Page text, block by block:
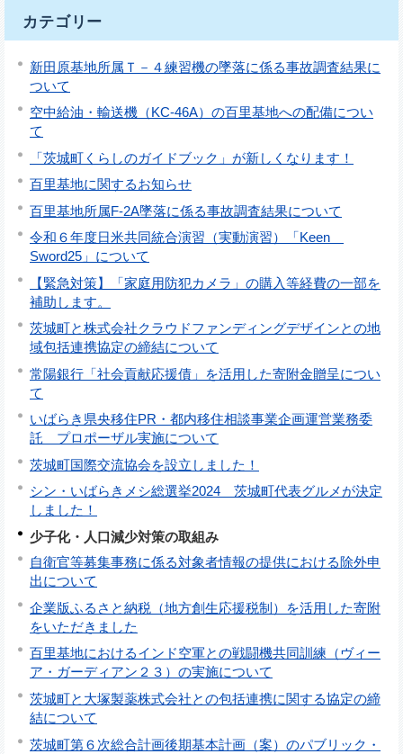
カテゴリー
新田原基地所属Ｔ－４練習機の墜落に係る事故調査結果に
ついて
空中給油・輸送機（KC-46A）の百里基地への配備につい
て
「茨城町くらしのガイドブック」が新しくなります！
百里基地に関するお知らせ
百里基地所属F-2A墜落に係る事故調査結果について
令和６年度日米共同統合演習（実動演習）「Keen
Sword25」について
【緊急対策】「家庭用防犯カメラ」の購入等経費の一部を
補助します。
茨城町と株式会社クラウドファンディングデザインとの地
域包括連携協定の締結について
常陽銀行「社会貢献応援債」を活用した寄附金贈呈につい
て
いばらき県央移住PR・都内移住相談事業企画運営業務委
託 プロポーザル実施について
茨城町国際交流協会を設立しました！
シン・いばらきメシ総選挙2024 茨城町代表グルメが決定
しました！
少子化・人口減少対策の取組み
自衛官等募集事務に係る対象者情報の提供における除外申
出について
企業版ふるさと納税（地方創生応援税制）を活用した寄附
をいただきました
百里基地におけるインド空軍との戦闘機共同訓練（ヴィー
ア・ガーディアン２３）の実施について
茨城町と大塚製薬株式会社との包括連携に関する協定の締
結について
茨城町第６次総合計画後期基本計画（案）のパブリック・